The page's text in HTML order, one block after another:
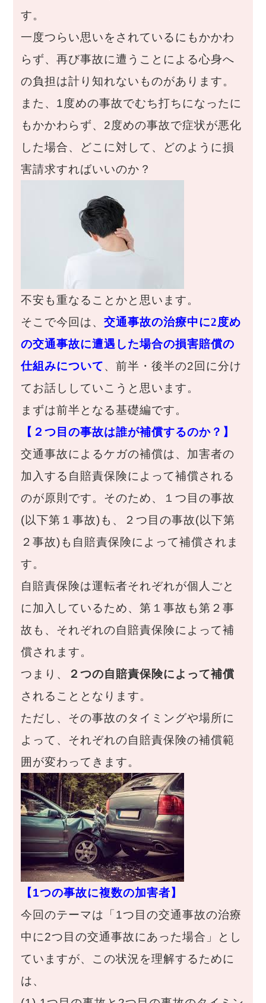
す。
一度つらい思いをされているにもかかわ
らず、再び事故に遭うことによる心身へ
の負担は計り知れないものがあります。
また、1度めの事故でむち打ちになったに
もかかわらず、2度めの事故で症状が悪化
した場合、どこに対して、どのように損
害請求すればいいのか？
不安も重なることかと思います。
そこで今回は、 交通事故の治療中に2度め
の交通事故に遭遇した場合の損害賠償の
仕組みについて、前半・後半の2回に分け
てお話ししていこうと思います。
まずは前半となる基礎編です。
【２つ目の事故は誰が補償するのか？】
交通事故によるケガの補償は、加害者の
加入する自賠責保険によって補償される
のが原則です。そのため、１つ目の事故
(以下第１事故)も、２つ目の事故(以下第
２事故)も自賠責保険によって補償されま
す。
自賠責保険は運転者それぞれが個人ごと
に加入しているため、第１事故も第２事
故も、それぞれの自賠責保険によって補
償されます。
つまり、
２つの自賠責保険によって補償
されることとなります。
ただし、その事故のタイミングや場所に
よって、それぞれの自賠責保険の補償範
囲が変わってきます。
【1つの事故に複数の加害者】
今回のテーマは「1つ目の交通事故の治療
中に2つ目の交通事故にあった場合」とし
ていますが、この状況を理解するために
は、